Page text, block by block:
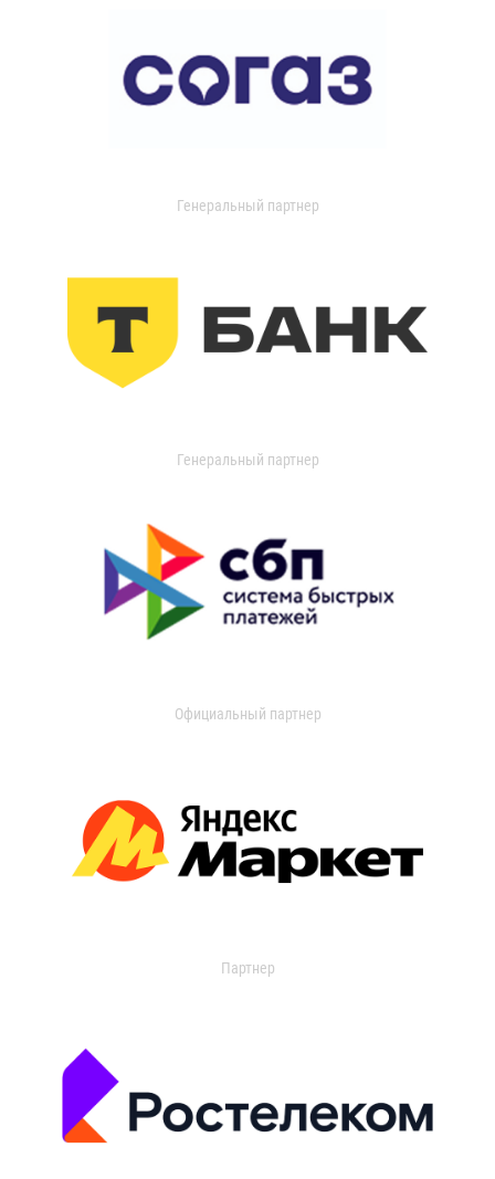
Генеральный партнер
Генеральный партнер
Официальный партнер
Партнер